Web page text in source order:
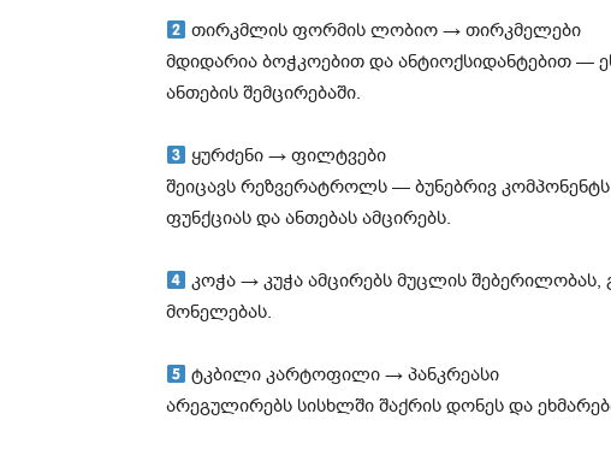
თირკმლის ფორმის ლობიო → თირკმელები
მდიდარია ბოჭკოებით და ანტიოქსიდანტებით —
ანთების შემცირებაში.
ყურძენი → ფილტვები
შეიცავს რეზვერატროლს — ბუნებრივ
ფუნქციას და ანთებას ამცირებს.
კოჭა → კუჭა ამცირებს მუცლის შებერილობას,
მონელებას.
ტკბილი კარტოფილი → პანკრეასი
არეგულირებს სისხლში შაქრის დონეს და